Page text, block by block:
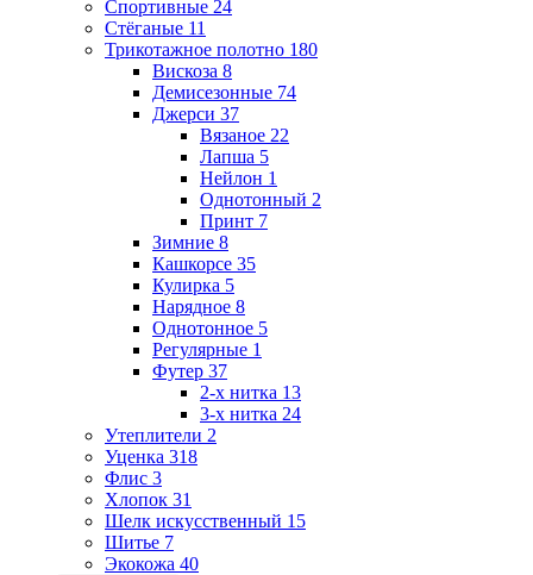
Спортивные 24
Стёганые 11
Трикотажное полотно 180
Вискоза 8
Демисезонные 74
Джерси 37
Вязаное 22
Лапша 5
Нейлон 1
Однотонный 2
Принт 7
Зимние 8
Кашкорсе 35
Кулирка 5
Нарядное 8
Однотонное 5
Регулярные 1
Футер 37
2-х нитка 13
3-х нитка 24
Утеплители 2
Уценка 318
Флис 3
Хлопок 31
Шелк искусственный 15
Шитье 7
Экокожа 40